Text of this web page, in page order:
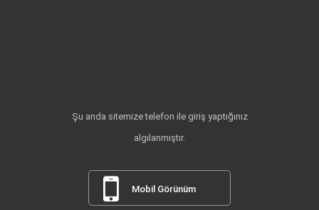
Şu anda sitemize telefon ile giriş yaptığınız
algılanmıştır.
Mobil Görünüm